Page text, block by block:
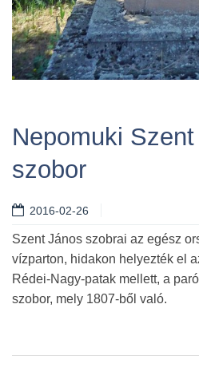
Nepomuki
szobor
2016-02-26
Szent János szobrai az egész
vízparton, hidakon helyezték el
Rédei-Nagy-patak mellett, a
szobor, mely 1807-ből való.